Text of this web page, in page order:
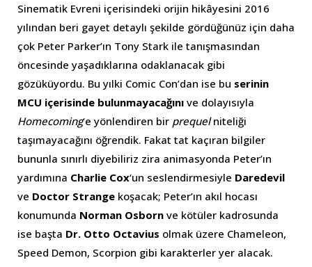
Sinematik Evreni içerisindeki orijin hikâyesini 2016
yılından beri gayet detaylı şekilde gördüğünüz için daha
çok Peter Parker’ın Tony Stark ile tanışmasından
öncesinde yaşadıklarına odaklanacak gibi
gözüküyordu. Bu yılki Comic Con’dan ise bu serinin
MCU içerisinde bulunmayacağını ve dolayısıyla
Homecoming‘e yönlendiren bir prequelniteliği
taşımayacağını öğrendik. Fakat tat kaçıran bilgiler
bununla sınırlı diyebiliriz zira animasyonda Peter’ın
yardımına Charlie Cox‘un seslendirmesiyle Daredevil
ve Doctor Strange koşacak; Peter’ın akıl hocası
konumunda Norman Osborn ve kötüler kadrosunda
ise başta Dr. Otto Octavius olmak üzere Chameleon,
Speed Demon, Scorpion gibi karakterler yer alacak.